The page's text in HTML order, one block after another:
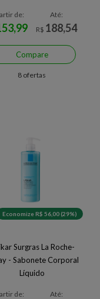
de:
Até:
R$ 188,54
Compare
8 ofertas
Economize R$ 56,00 (29%)
Surgras La Roche-
- Sabonete Corporal
Líquido
de:
Até: